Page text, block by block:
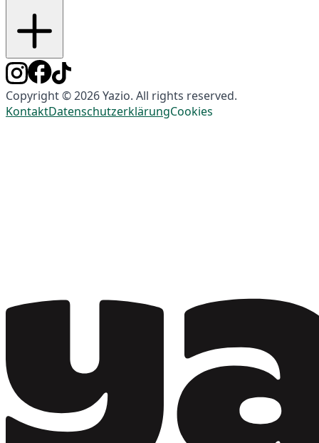
Copyright © 2026 Yazio. All rights reserved.
KontaktDatenschutzerklärungCookies